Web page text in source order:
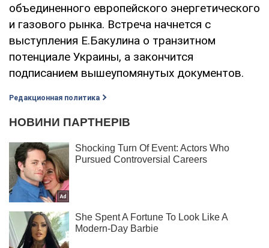
объединенного европейского энергетического
и газового рынка. Встреча начнется с
выступления Е.Бакулина о транзитном
потенциале Украины, а закончится
подписанием вышеупомянутых документов.
Редакционная политика